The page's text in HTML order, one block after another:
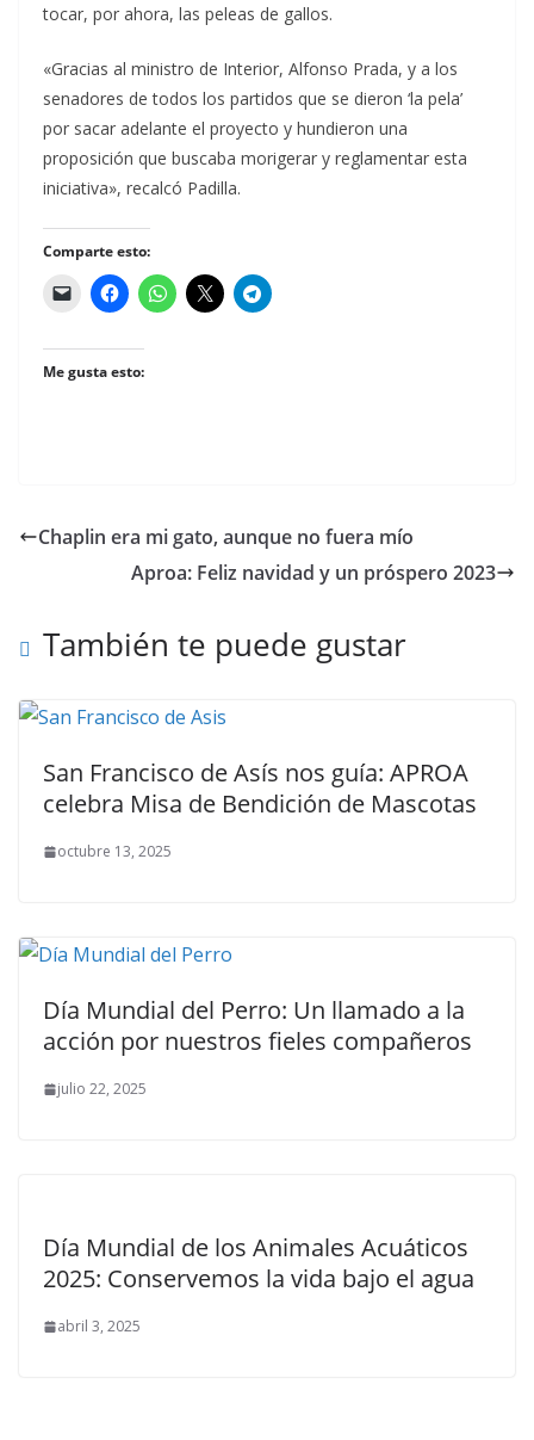
tocar, por ahora, las peleas de gallos.
«Gracias al ministro de Interior, Alfonso Prada, y a los
senadores de todos los partidos que se dieron ‘la pela’
por sacar adelante el proyecto y hundieron una
proposición que buscaba morigerar y reglamentar esta
iniciativa», recalcó Padilla.
Comparte esto:
Me gusta esto:
Chaplin era mi gato, aunque no fuera mío
Aproa: Feliz navidad y un próspero 2023
También te puede gustar
San Francisco de Asís nos guía: APROA
celebra Misa de Bendición de Mascotas
octubre 13, 2025
Día Mundial del Perro: Un llamado a la
acción por nuestros fieles compañeros
julio 22, 2025
Día Mundial de los Animales Acuáticos
2025: Conservemos la vida bajo el agua
abril 3, 2025